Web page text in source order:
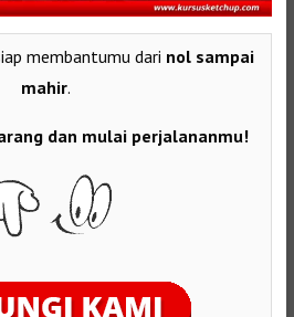
membantumu dari nol sampai
mahir.
dan mulai perjalananmu!